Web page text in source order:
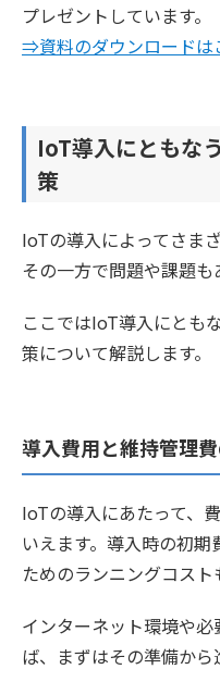
プレゼントしています。
⇒資料のダウンロードは
IoT導入にともな
策
IoTの導入によってさま
その一方で問題や課題も
ここではIoT導入にとも
策について解説します。
導入費用と維持管理
IoTの導入にあたって、
いえます。導入時の初
ためのランニングコスト
インターネット環境や
ば、まずはその準備から